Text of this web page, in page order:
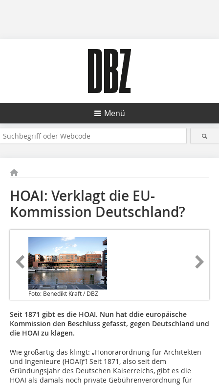
Menü
HOAI: Verklagt die EU-
Kommission Deutschland?
Foto: Benedikt Kraft / DBZ
Seit 1871 gibt es die HOAI. Nun hat ddie europäische
Kommission den Beschluss gefasst, gegen Deutschland und
die HOAI zu klagen.
Wie großartig das klingt: „Honorarordnung für Architekten
und Ingenieure (HOAI)“! Seit 1871, also seit dem
Gründungsjahr des Deutschen Kaiserreichs, gibt es die
HOAI als damals noch private Gebührenverordnung für